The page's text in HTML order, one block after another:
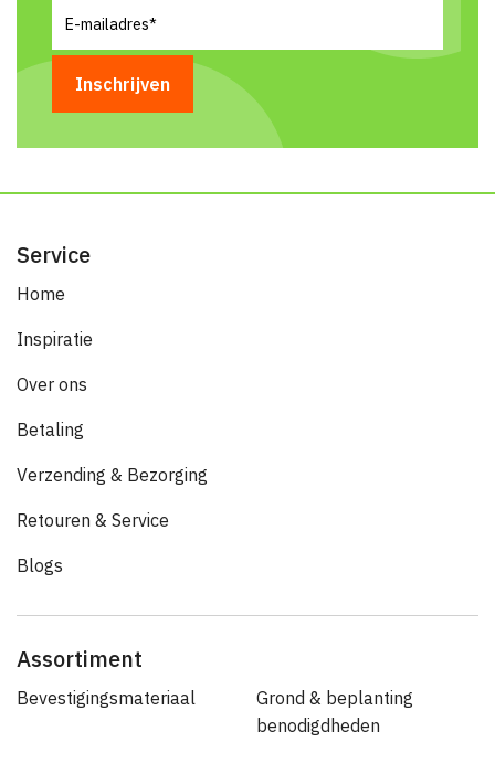
mailadres(Vereist)
Service
Home
Inspiratie
Over ons
Betaling
Verzending & Bezorging
Retouren & Service
Blogs
Assortiment
Bevestigingsmateriaal
Grond & beplanting
benodigdheden